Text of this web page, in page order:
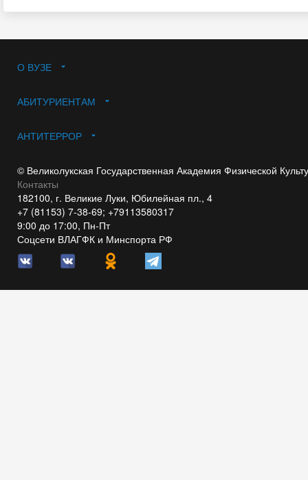
О ВУЗЕ
АБИТУРИЕНТАМ
АНТИТЕРРОР
© Великолукская Государственная Академия Физической
Контакты
182100, г. Великие Луки, Юбилейная пл., 4
+7 (81153) 7-38-69; +79113580317
9:00 до 17:00, Пн-Пт
Соцсети ВЛАГФК и Минспорта РФ